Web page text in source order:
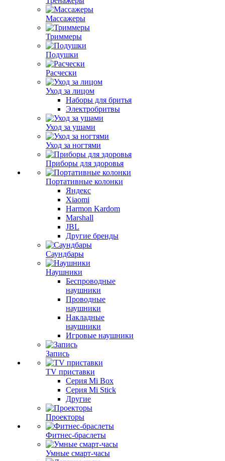
Массажеры
Триммеры
Подушки
Расчески
Уход за лицом
Наборы для бритья
Электробритвы
Уход за ушами
Уход за ногтями
Приборы для здоровья
Портативные колонки
Яндекс
Xiaomi
Harmon Kardom
Marshall
JBL
Другие бренды
Саундбары
Наушники
Беспроводные
наушники
Проводные
наушники
Накладные
наушники
Игровые наушники
Запись
TV приставки
Серия Mi Box
Серия Mi Stick
Другие
Проекторы
Фитнес-браслеты
Умные смарт-часы